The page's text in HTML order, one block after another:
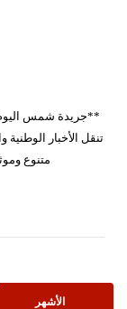
**جريدة شمس اليوم
تنقل الأخبار
متنوع
الأشهر